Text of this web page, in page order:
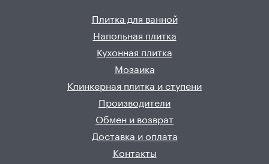
Плитка для ванной
Напольная плитка
Кухонная плитка
Мозаика
Клинкерная плитка и ступени
Производители
Обмен и возврат
Доставка и оплата
Контакты